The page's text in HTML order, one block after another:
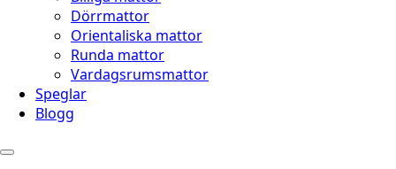
Dörrmattor
Orientaliska mattor
Runda mattor
Vardagsrumsmattor
Speglar
Blogg